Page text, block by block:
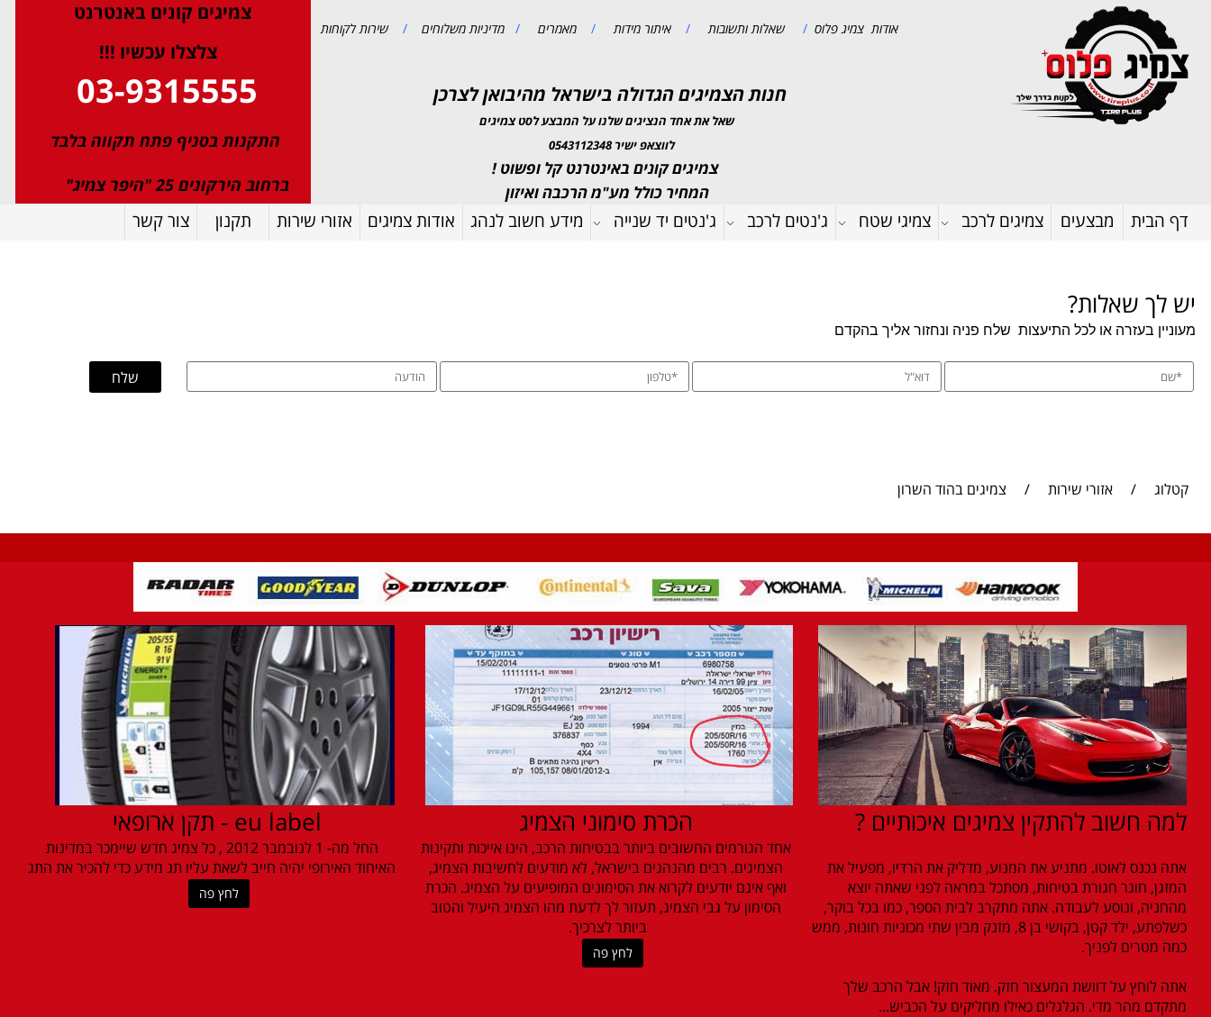
אודות צמיג פלוס/ שאלות ותשובות / איתור מידות / מאמרים / מדיניות משלוחים / שירות לקוחות
חנות הצמיגים הגדולה בישראל מהיבואן לצרכן
שאל את אחד הנציגים שלנו על המבצע לסט צמיגים
לווצאפ ישיר 0543112348
צמיגים קונים באינטרנט קל ופשוט !
המחיר כולל מע"מ הרכבה ואיזון
צמיגים קונים באנטרנט
צלצלו עכשיו !!!
03-9315555
התקנות בסניף פתח תקווה בלבד
ברחוב הירקונים 25 "היפר צמיג"
דף הבית מבצעים צמיגים לרכב צמיגי שטח ג'נטים לרכב ג'נטים יד שנייה מידע חשוב לנהג אודות צמיגים אזורי שירות תקנון צור קשר
יש לך שאלות?
מעוניין בעזרה או לכל התיעצות שלח פניה ונחזור אליך בהקדם
קטלוג / אזורי שירות / צמיגים בהוד השרון
למה חשוב להתקין צמיגים איכותיים ?
אתה נכנס לאוטו. מתניע את המנוע, מדליק את הרדיו, מפעיל את
המזגן, חוגר חגורת בטיחות, מסתכל במראה לפני שאתה יוצא
מהחניה, ונוסע לעבודה. אתה מתקרב לבית הספר, כמו בכל בוקר,
כשלפתע, ילד קטן, בקושי בן 8, מזנק מבין שתי מכוניות חונות, ממש
כמה מטרים לפניך.
אתה לוחץ על דוושת המעצור חזק. מאוד חזק! אבל הרכב שלך
מתקדם מהר מדי. הגלגלים כאילו מחליקים על הכביש...
הכרת סימוני הצמיג
אחד הגורמים החשובים ביותר בבטיחות הרכב, הינו אייכות ותקינות
הצמיגים. רבים מהנהגים בישראל, לא מודעים לחשיבות הצמיג,
ואף אינם יודעים לקרוא את הסימונים המופיעים על הצמיג. הכרת
הסימון על גבי הצמיג, תעזור לך לדעת מהו הצמיג היעיל והטוב
ביותר לצרכיך.
לחץ פה
eu label - תקן ארופאי
החל מה- 1 לנובמבר 2012 , כל צמיג חדש שיימכר במדינות
האיחוד האירופי יהיה חייב לשאת עליו תג מידע כדי להכיר את התג
לחץ פה